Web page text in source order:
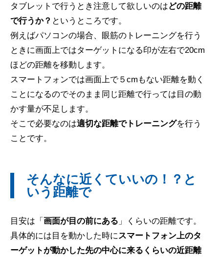
タブレットで行うとき注意して欲しいのはどの距離
で行うか？ というところです。
例えばパソコンの場合、眼筋のトレーニングを行う
ときに画面上ではターゲットになる印が左右で20cm
ほどの距離を移動します。
スマートフォンでは画面上で５cmもない距離を動く
ことになるのでそのまま同じ距離で行っては目の動
かす量が不足します。
そこで必要なのは適切な距離でトレーニングを行う
ことです。
そんなに近くていいの！？と
いう距離で
目安は「 画面が目の前にある 」くらいの距離です。
具体的には目を動かした時にスマートフォン上のタ
ーゲットが動かした先の中心に来るくらいの近距離